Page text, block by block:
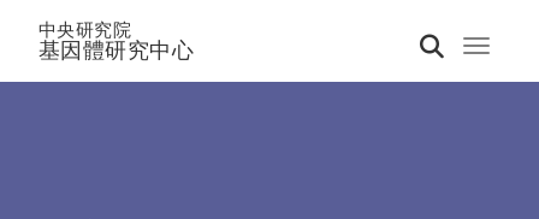
Toggle
中央研究院
基因體研究中心